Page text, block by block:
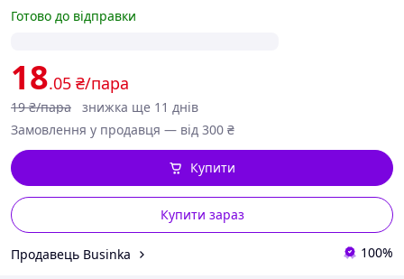
Готово до відправки
18.05 ₴/пара
19 ₴/пара
знижка ще 11 днів
Замовлення у продавця — від 300 ₴
Купити зараз
Купити
Продавець Businka 100%